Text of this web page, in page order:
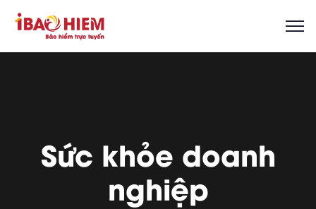
Sức khỏe doanh
nghiệp